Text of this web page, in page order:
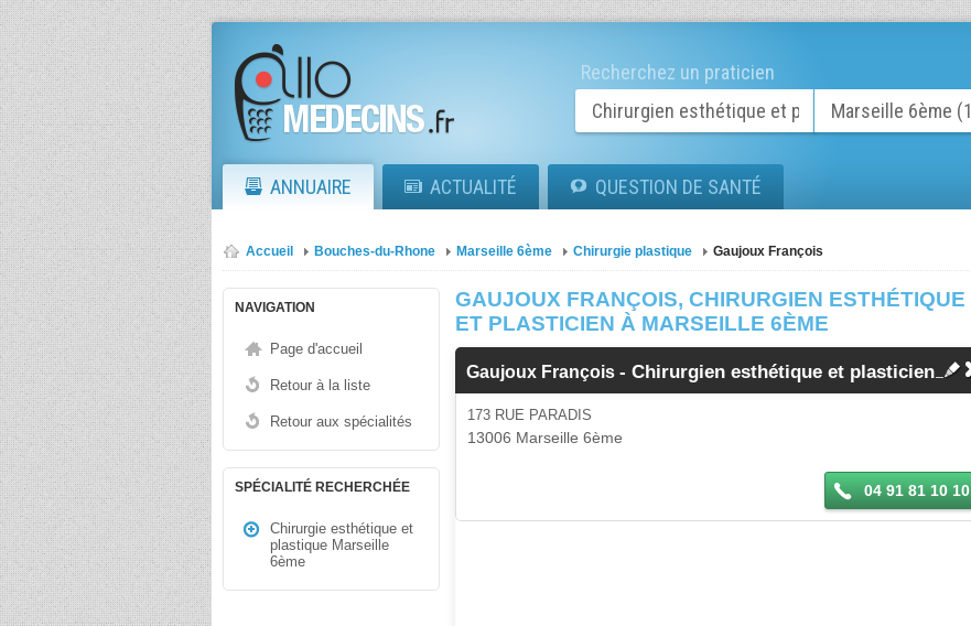
Recherchez un praticien
ANNUAIRE ACTUALITÉ QUESTION DE SANTÉ
Accueil Bouches-du-Rhone Marseille 6ème Chirurgie plastique Gaujoux François
NAVIGATION
Page d'accueil
Retour à la liste
Retour aux spécialités
SPÉCIALITÉ RECHERCHÉE
Chirurgie esthétique et
plastique Marseille
6ème
GAUJOUX FRANÇOIS, CHIRURGIEN ESTHÉTIQUE
ET PLASTICIEN À MARSEILLE 6ÈME
Gaujoux François-Chirurgien esthétique et plasticien
173 RUE PARADIS
13006 Marseille 6ème
04 91 81 10 10